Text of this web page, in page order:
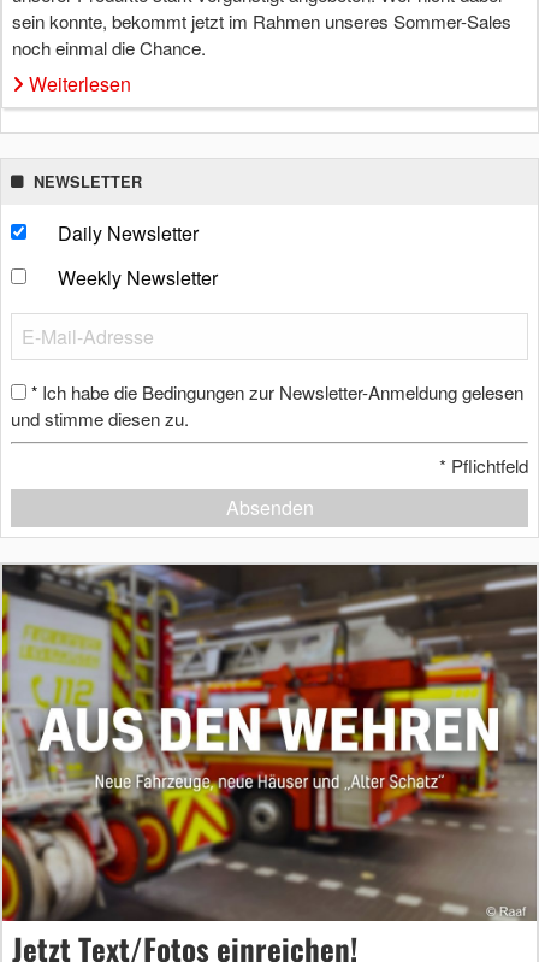
sein konnte, bekommt jetzt im Rahmen unseres Sommer-Sales
noch einmal die Chance.
Weiterlesen
NEWSLETTER
Daily Newsletter
Weekly Newsletter
* Ich habe die Bedingungen zur Newsletter-Anmeldung gelesen
und stimme diesen zu.
* Pflichtfeld
Absenden
Jetzt Text/Fotos einreichen!